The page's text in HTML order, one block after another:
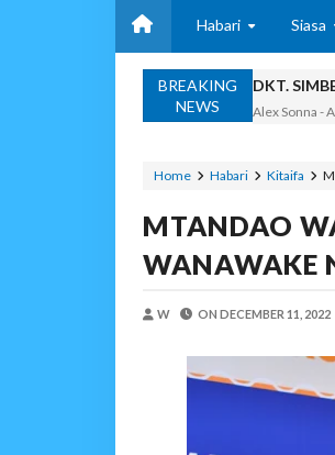
Habari Siasa
BREAKING
NEWS
DKT.
Alex Sonna -
Alex Sonna
BRELA
Home Habari Kitaifa
MTANDAO
WANAWAKE
W ON DECEMBER 11, 2022